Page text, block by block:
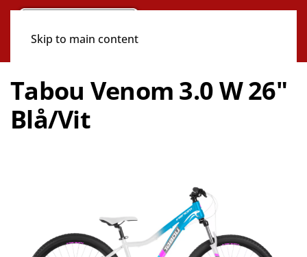
Skip to main content
Tabou Venom 3.0 W 26"
Blå/Vit